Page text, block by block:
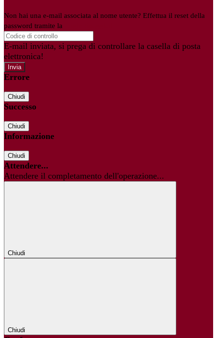
Non hai una e-mail associata al nome utente? Effettua il reset della
password tramite la
E-mail inviata, si prega di controllare la casella di posta
elettronica!
Errore
Chiudi
Successo
Chiudi
Informazione
Chiudi
Attendere...
Attendere il completamento dell'operazione...
Chiudi
Chiudi